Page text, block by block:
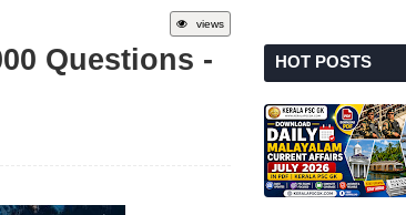
views
Questions -
HOT POSTS